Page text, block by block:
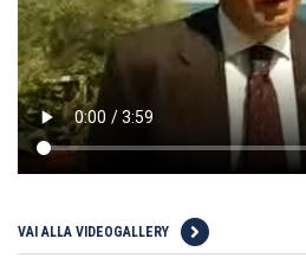
VAI ALLA VIDEOGALLERY